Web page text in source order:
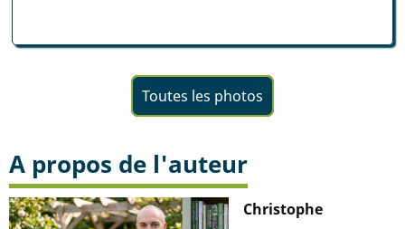
Toutes les photos
A propos de l'auteur
Christophe